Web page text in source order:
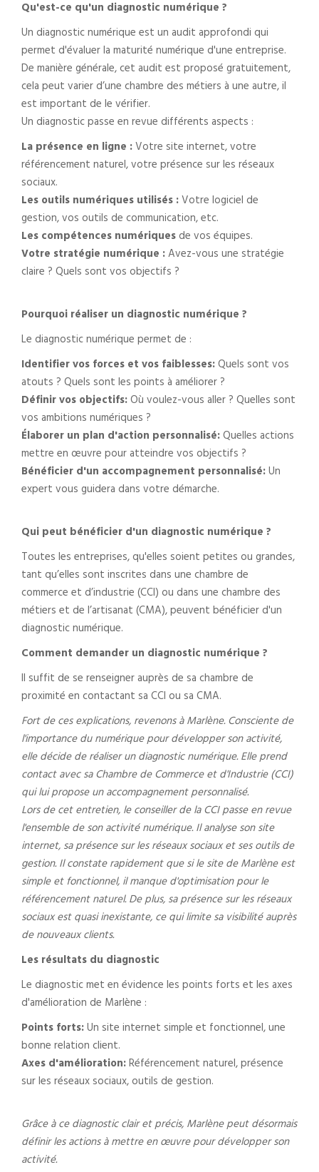
Qu'est-ce qu'un diagnostic numérique ?
Un diagnostic numérique est un audit approfondi qui
permet d'évaluer la maturité numérique d'une entreprise.
De manière générale, cet audit est proposé gratuitement,
cela peut varier d’une chambre des métiers à une autre, il
est important de le vérifier.
Un diagnostic passe en revue différents aspects :
La présence en ligne :Votre site internet, votre
référencement naturel, votre présence sur les réseaux
sociaux.
Les outils numériques utilisés :Votre logiciel de
gestion, vos outils de communication, etc.
Les compétences numériquesde vos équipes.
Votre stratégie numérique :Avez-vous une stratégie
claire ? Quels sont vos objectifs ?
Pourquoi réaliser un diagnostic numérique ?
Le diagnostic numérique permet de :
Identifier vos forces et vos faiblesses:Quels sont vos
atouts ? Quels sont les points à améliorer ?
Définir vos objectifs:Où voulez-vous aller ? Quelles sont
vos ambitions numériques ?
Élaborer un plan d'action personnalisé:Quelles actions
mettre en œuvre pour atteindre vos objectifs ?
Bénéficier d'un accompagnement personnalisé:Un
expert vous guidera dans votre démarche.
Qui peut bénéficier d'un diagnostic numérique ?
Toutes les entreprises, qu'elles soient petites ou grandes,
tant qu’elles sont inscrites dans une chambre de
commerce et d’industrie (CCI) ou dans une chambre des
métiers et de l’artisanat (CMA), peuvent bénéficier d'un
diagnostic numérique.
Comment demander un diagnostic numérique ?
Il suffit de se renseigner auprès de sa chambre de
proximité en contactant sa CCI ou sa CMA.
Fort de ces explications, revenons à Marlène. Consciente de
l'importance du numérique pour développer son activité,
elle décide de réaliser un diagnostic numérique. Elle prend
contact avec sa Chambre de Commerce et d'Industrie (CCI)
qui lui propose un accompagnement personnalisé.
Lors de cet entretien, le conseiller de la CCI passe en revue
l'ensemble de son activité numérique. Il analyse son site
internet, sa présence sur les réseaux sociaux et ses outils de
gestion. Il constate rapidement que si le site de Marlène est
simple et fonctionnel, il manque d'optimisation pour le
référencement naturel. De plus, sa présence sur les réseaux
sociaux est quasi inexistante, ce qui limite sa visibilité auprès
de nouveaux clients.
Les résultats du diagnostic
Le diagnostic met en évidence les points forts et les axes
d'amélioration de Marlène :
Points forts:Un site internet simple et fonctionnel, une
bonne relation client.
Axes d'amélioration:Référencement naturel, présence
sur les réseaux sociaux, outils de gestion.
Grâce à ce diagnostic clair et précis, Marlène peut désormais
définir les actions à mettre en œuvre pour développer son
activité.